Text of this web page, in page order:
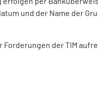
und der Name der
der TIM